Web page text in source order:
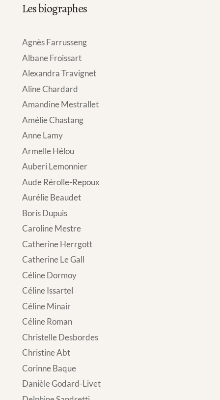
Les biographes
Agnès Farrusseng
Albane Froissart
Alexandra Travignet
Aline Chardard
Amandine Mestrallet
Amélie Chastang
Anne Lamy
Armelle Hélou
Auberi Lemonnier
Aude Rérolle-Repoux
Aurélie Beaudet
Boris Dupuis
Caroline Mestre
Catherine Herrgott
Catherine Le Gall
Céline Dormoy
Céline Issartel
Céline Minair
Céline Roman
Christelle Desbordes
Christine Abt
Corinne Baque
Danièle Godard-Livet